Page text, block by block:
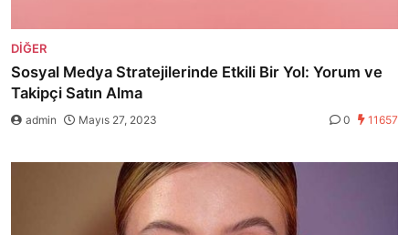
DIĞER
Sosyal Medya Stratejilerinde Etkili Bir Yol: Yorum ve
Takipçi Satın Alma
admin Mayıs 27, 2023 0 11657